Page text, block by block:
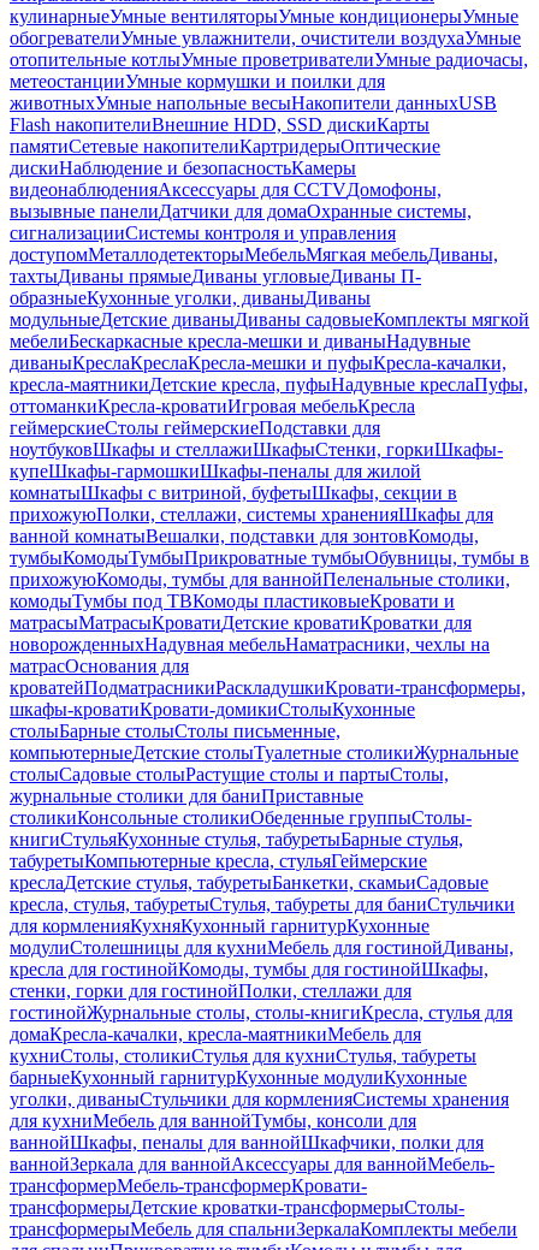
кулинарныеУмные вентиляторыУмные кондиционерыУмные
обогревателиУмные увлажнители, очистители воздухаУмные
отопительные котлыУмные проветривателиУмные радиочасы,
метеостанцииУмные кормушки и поилки для
животныхУмные напольные весыНакопители данныхUSB
Flash накопителиВнешние HDD, SSD дискиКарты
памятиСетевые накопителиКартридерыОптические
дискиНаблюдение и безопасностьКамеры
видеонаблюденияАксессуары для CCTVДомофоны,
вызывные панелиДатчики для домаОхранные системы,
сигнализацииСистемы контроля и управления
доступомМеталлодетекторыМебельМягкая мебельДиваны,
тахтыДиваны прямыеДиваны угловыеДиваны П-
образныеКухонные уголки, диваныДиваны
модульныеДетские диваныДиваны садовыеКомплекты мягкой
мебелиБескаркасные кресла-мешки и диваныНадувные
диваныКреслаКреслаКресла-мешки и пуфыКресла-качалки,
кресла-маятникиДетские кресла, пуфыНадувные креслаПуфы,
оттоманкиКресла-кроватиИгровая мебельКресла
геймерскиеСтолы геймерскиеПодставки для
ноутбуковШкафы и стеллажиШкафыСтенки, горкиШкафы-
купеШкафы-гармошкиШкафы-пеналы для жилой
комнатыШкафы с витриной, буфетыШкафы, секции в
прихожуюПолки, стеллажи, системы храненияШкафы для
ванной комнатыВешалки, подставки для зонтовКомоды,
тумбыКомодыТумбыПрикроватные тумбыОбувницы, тумбы в
прихожуюКомоды, тумбы для ваннойПеленальные столики,
комодыТумбы под ТВКомоды пластиковыеКровати и
матрасыМатрасыКроватиДетские кроватиКроватки для
новорожденныхНадувная мебельНаматрасники, чехлы на
матрасОснования для
кроватейПодматрасникиРаскладушкиКровати-трансформеры,
шкафы-кроватиКровати-домикиСтолыКухонные
столыБарные столыСтолы письменные,
компьютерныеДетские столыТуалетные столикиЖурнальные
столыСадовые столыРастущие столы и партыСтолы,
журнальные столики для баниПриставные
столикиКонсольные столикиОбеденные группыСтолы-
книгиСтульяКухонные стулья, табуретыБарные стулья,
табуретыКомпьютерные кресла, стульяГеймерские
креслаДетские стулья, табуретыБанкетки, скамьиСадовые
кресла, стулья, табуретыСтулья, табуреты для баниСтульчики
для кормленияКухняКухонный гарнитурКухонные
модулиСтолешницы для кухниМебель для гостинойДиваны,
кресла для гостинойКомоды, тумбы для гостинойШкафы,
стенки, горки для гостинойПолки, стеллажи для
гостинойЖурнальные столы, столы-книгиКресла, стулья для
домаКресла-качалки, кресла-маятникиМебель для
кухниСтолы, столикиСтулья для кухниСтулья, табуреты
барныеКухонный гарнитурКухонные модулиКухонные
уголки, диваныСтульчики для кормленияСистемы хранения
для кухниМебель для ваннойТумбы, консоли для
ваннойШкафы, пеналы для ваннойШкафчики, полки для
ваннойЗеркала для ваннойАксессуары для ваннойМебель-
трансформерМебель-трансформерКровати-
трансформерыДетские кроватки-трансформерыСтолы-
трансформерыМебель для спальниЗеркалаКомплекты мебели